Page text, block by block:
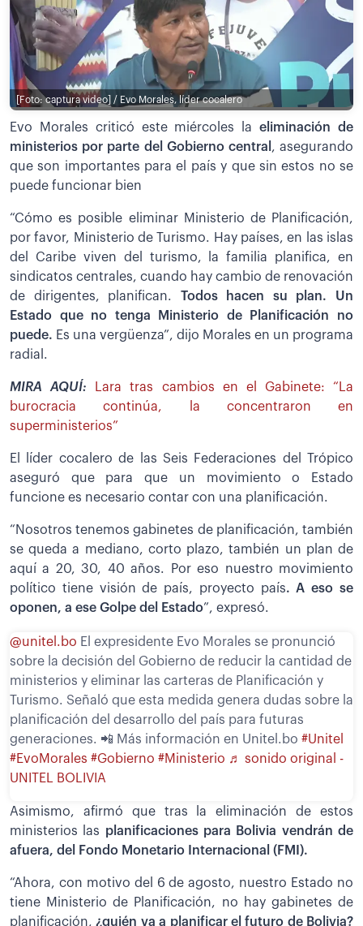
[Foto: captura video] / Evo Morales, líder cocalero
Evo Morales criticó este miércoles laeliminación de
ministerios por parte del Gobierno central , asegurando
que son importantes para el país y que sin estos no se
puede funcionar bien
“Cómo es posible eliminar Ministerio de Planificación,
por favor, Ministerio de Turismo. Hay países, en las islas
del Caribe viven del turismo, la familia planifica, en
sindicatos centrales, cuando hay cambio de renovación
de dirigentes, planifican. Todos hacen su plan. Un
Estado que no tenga Ministerio de Planificación no
puede. Es una vergüenza”, dijo Morales en un programa
radial.
MIRA AQUÍ:
Lara tras cambios en el Gabinete: “La
burocracia continúa, la concentraron en
superministerios”
El líder cocalero de las Seis Federaciones del Trópico
aseguró que para que un movimiento o Estado
funcione es necesario contar con una planificación.
“Nosotros tenemos gabinetes de planificación, también
se queda a mediano, corto plazo, también un plan de
aquí a 20, 30, 40 años. Por eso nuestro movimiento
político tiene visión de país, proyecto país. A eso se
oponen, a ese Golpe del Estado”, expresó.
@unitel.bo El expresidente Evo Morales se pronunció
sobre la decisión del Gobierno de reducir la cantidad de
ministerios y eliminar las carteras de Planificación y
Turismo. Señaló que esta medida genera dudas sobre la
planificación del desarrollo del país para futuras
generaciones. 📲 Más información en Unitel.bo #Unitel
#EvoMorales #Gobierno #Ministerio ♬ sonido original -
UNITEL BOLIVIA
Asimismo, afirmó que tras la eliminación de estos
ministerios las planificaciones para Bolivia vendrán de
afuera, del Fondo Monetario Internacional (FMI).
“Ahora, con motivo del 6 de agosto, nuestro Estado no
tiene Ministerio de Planificación, no hay gabinetes de
planificación,¿quién va a planificar el futuro de Bolivia?